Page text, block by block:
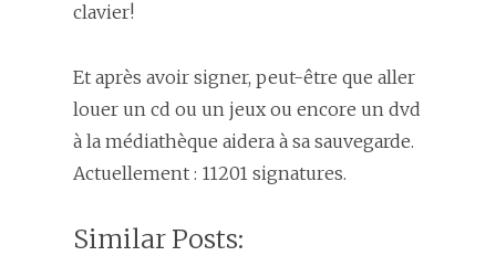
clavier!
Et après avoir signer, peut-être que aller
louer un cd ou un jeux ou encore un dvd
à la médiathèque aidera à sa sauvegarde.
Actuellement : 11201 signatures.
Similar Posts: